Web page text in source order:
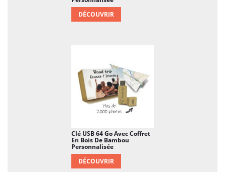
DÉCOUVRIR
Clé USB 64 Go Avec Coffret
En Bois De Bambou
Personnalisée
DÉCOUVRIR